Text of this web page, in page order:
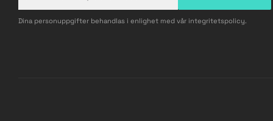
Dina personuppgifter behandlas i enlighet med vår integritetspolicy.